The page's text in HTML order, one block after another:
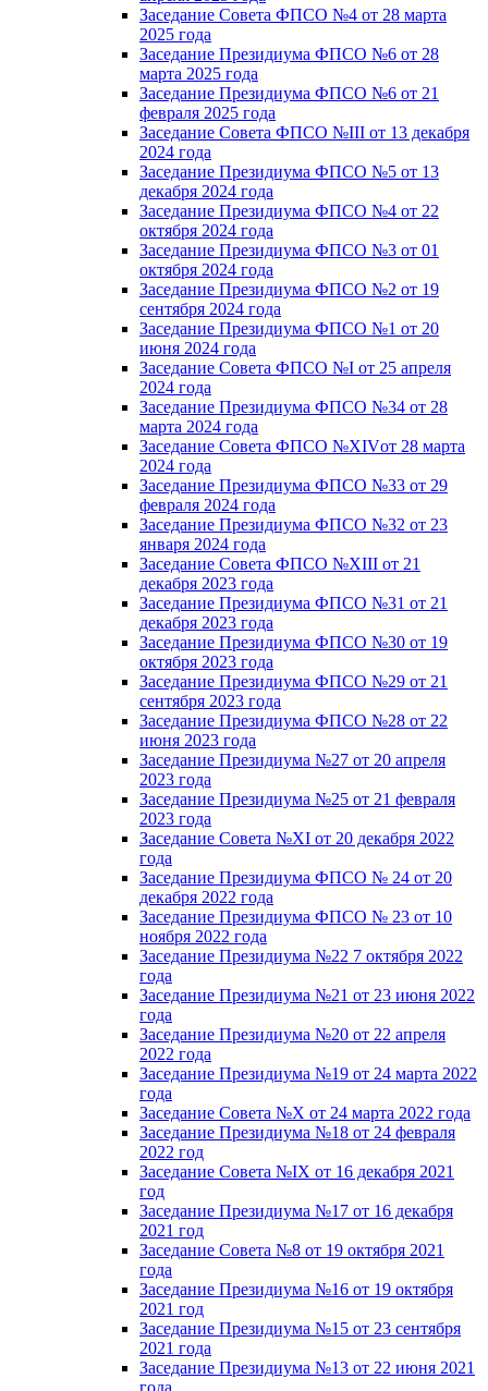
Заседание Совета ФПСО №4 от 28 марта
2025 года
Заседание Президиума ФПСО №6 от 28
марта 2025 года
Заседание Президиума ФПСО №6 от 21
февраля 2025 года
Заседание Совета ФПСО №III от 13 декабря
2024 года
Заседание Президиума ФПСО №5 от 13
декабря 2024 года
Заседание Президиума ФПСО №4 от 22
октября 2024 года
Заседание Президиума ФПСО №3 от 01
октября 2024 года
Заседание Президиума ФПСО №2 от 19
сентября 2024 года
Заседание Президиума ФПСО №1 от 20
июня 2024 года
Заседание Совета ФПСО №I от 25 апреля
2024 года
Заседание Президиума ФПСО №34 от 28
марта 2024 года
Заседание Совета ФПСО №XIVот 28 марта
2024 года
Заседание Президиума ФПСО №33 от 29
февраля 2024 года
Заседание Президиума ФПСО №32 от 23
января 2024 года
Заседание Совета ФПСО №XIII от 21
декабря 2023 года
Заседание Президиума ФПСО №31 от 21
декабря 2023 года
Заседание Президиума ФПСО №30 от 19
октября 2023 года
Заседание Президиума ФПСО №29 от 21
сентября 2023 года
Заседание Президиума ФПСО №28 от 22
июня 2023 года
Заседание Президиума №27 от 20 апреля
2023 года
Заседание Президиума №25 от 21 февраля
2023 года
Заседание Совета №XI от 20 декабря 2022
года
Заседание Президиума ФПСО № 24 от 20
декабря 2022 года
Заседание Президиума ФПСО № 23 от 10
ноября 2022 года
Заседание Президиума №22 7 октября 2022
года
Заседание Президиума №21 от 23 июня 2022
года
Заседание Президиума №20 от 22 апреля
2022 года
Заседание Президиума №19 от 24 марта 2022
года
Заседание Совета №X от 24 марта 2022 года
Заседание Президиума №18 от 24 февраля
2022 год
Заседание Совета №IX от 16 декабря 2021
год
Заседание Президиума №17 от 16 декабря
2021 год
Заседание Совета №8 от 19 октября 2021
года
Заседание Президиума №16 от 19 октября
2021 год
Заседание Президиума №15 от 23 сентября
2021 года
Заседание Президиума №13 от 22 июня 2021
года